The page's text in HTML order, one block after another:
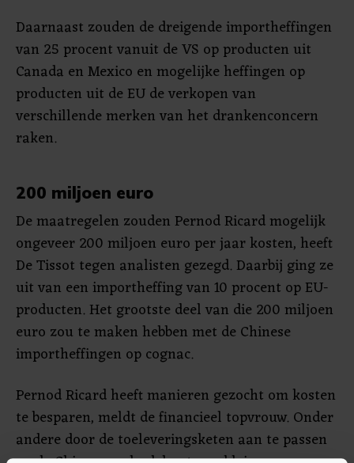
Daarnaast zouden de dreigende importheffingen
van 25 procent vanuit de VS op producten uit
Canada en Mexico en mogelijke heffingen op
producten uit de EU de verkopen van
verschillende merken van het drankenconcern
raken.
200 miljoen euro
De maatregelen zouden Pernod Ricard mogelijk
ongeveer 200 miljoen euro per jaar kosten, heeft
De Tissot tegen analisten gezegd. Daarbij ging ze
uit van een importheffing van 10 procent op EU-
producten. Het grootste deel van die 200 miljoen
euro zou te maken hebben met de Chinese
importheffingen op cognac.
Pernod Ricard heeft manieren gezocht om kosten
te besparen, meldt de financieel topvrouw. Onder
andere door de toeleveringsketen aan te passen